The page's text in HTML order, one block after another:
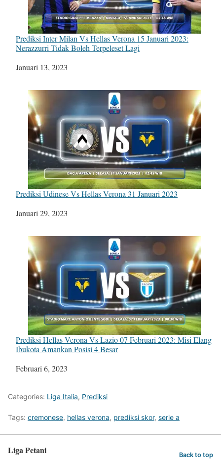
Prediksi Inter Milan Vs Hellas Verona 15 Januari 2023:
Nerazzurri Tidak Boleh Terpeleset Lagi
Tanggal
Januari 13, 2023
Prediksi Udinese Vs Hellas Verona 31 Januari 2023
Tanggal
Januari 29, 2023
Prediksi Hellas Verona Vs Lazio 07 Februari 2023: Misi Elang
Ibukota Amankan Posisi 4 Besar
Tanggal
Februari 6, 2023
Categories: Liga Italia, Prediksi
Tags: cremonese, hellas verona, prediksi skor, serie a
Liga Petani Back to top